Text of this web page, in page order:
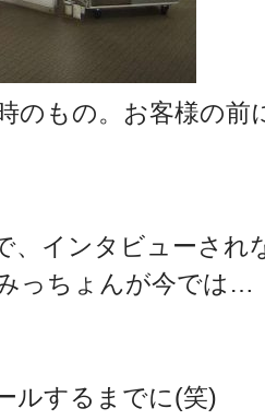
のもの。お客様の
、インタビューさ
っちょんが今では…
ルするまでに(笑)